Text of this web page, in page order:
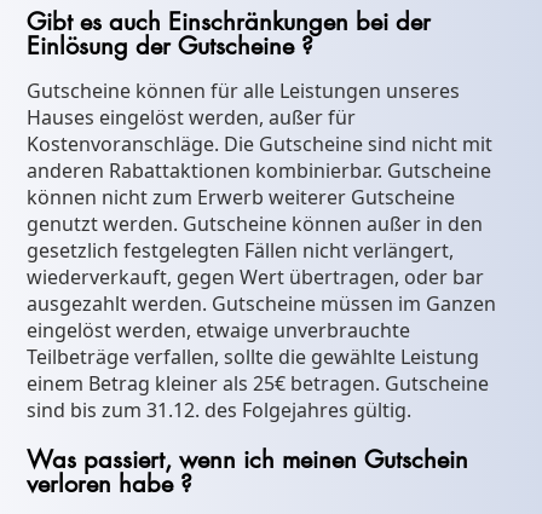
Gibt es auch Einschränkungen bei der
Einlösung der Gutscheine ?
Gutscheine können für alle Leistungen unseres
Hauses eingelöst werden, außer für
Kostenvoranschläge. Die Gutscheine sind nicht mit
anderen Rabattaktionen kombinierbar. Gutscheine
können nicht zum Erwerb weiterer Gutscheine
genutzt werden. Gutscheine können außer in den
gesetzlich festgelegten Fällen nicht verlängert,
wiederverkauft, gegen Wert übertragen, oder bar
ausgezahlt werden. Gutscheine müssen im Ganzen
eingelöst werden, etwaige unverbrauchte
Teilbeträge verfallen, sollte die gewählte Leistung
einem Betrag kleiner als 25€ betragen. Gutscheine
sind bis zum 31.12. des Folgejahres gültig.
Was passiert, wenn ich meinen Gutschein
verloren habe ?